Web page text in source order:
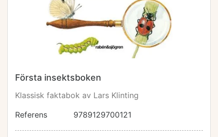
Första insektsboken
Klassisk faktabok av Lars Klinting
Referens
9789129700121